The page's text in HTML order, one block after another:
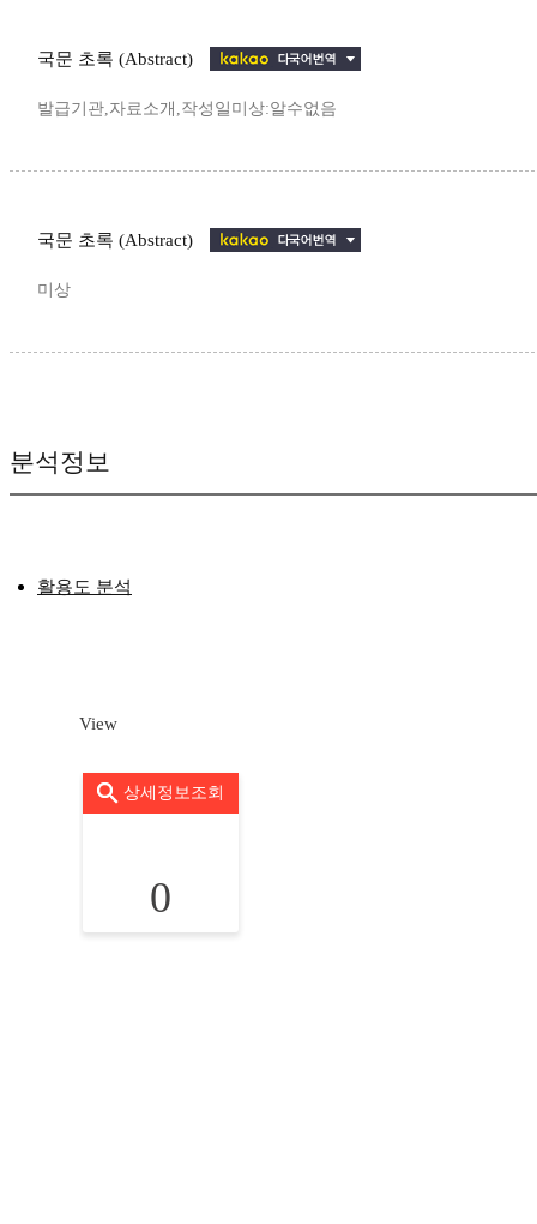
국문 초록 (Abstract)
발급기관,자료소개,작성일미상:알수없음
국문 초록 (Abstract)
미상
분석정보
활용도 분석
View
상세정보조회
0